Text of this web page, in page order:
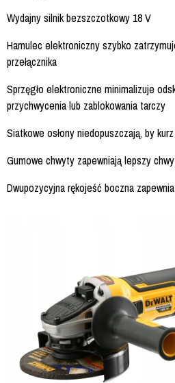
Wydajny silnik bezszczotkowy 18 V
Hamulec elektroniczny szybko
przełącznika
Sprzęgło elektroniczne minimalizuje
przychwycenia lub zablokowania tarczy
Siatkowe osłony niedopuszczają, by
Gumowe chwyty zapewniają lepszy
Dwupozycyjna rękojeść boczna